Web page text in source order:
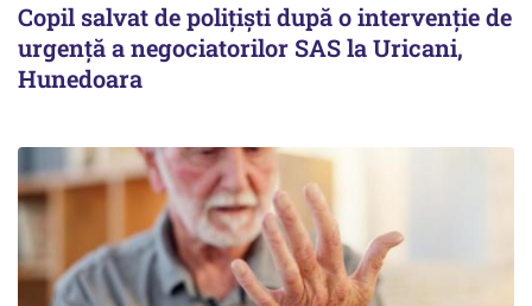
Copil salvat de polițiști după o intervenție de
urgență a negociatorilor SAS la Uricani,
Hunedoara